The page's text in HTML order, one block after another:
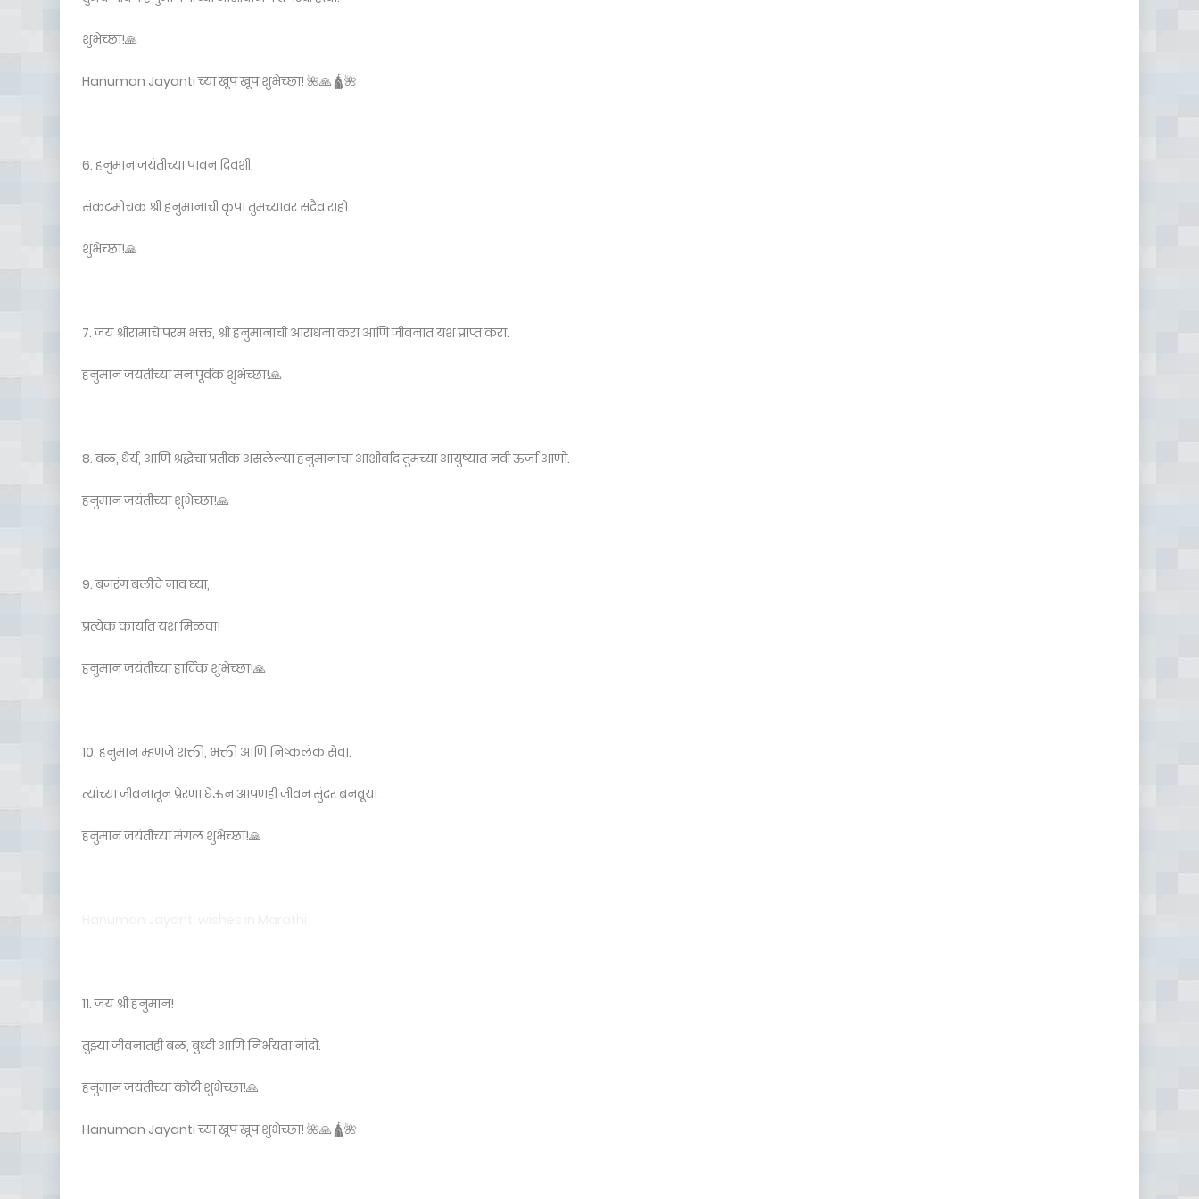
शुभेच्छा!🙏
Hanuman Jayanti च्या खूप खूप शुभेच्छा! 🌺🙏🛕🌺
6. हनुमान जयंतीच्या पावन दिवशी,
संकटमोचक श्री हनुमानाची कृपा तुमच्यावर सदैव राहो.
शुभेच्छा!🙏
7. जय श्रीरामाचे परम भक्त, श्री हनुमानाची आराधना करा आणि जीवनात यश प्राप्त करा.
हनुमान जयंतीच्या मन:पूर्वक शुभेच्छा!🙏
8. बळ, धैर्य, आणि श्रद्धेचा प्रतीक असलेल्या हनुमानाचा आशीर्वाद तुमच्या आयुष्यात नवी ऊर्जा आणो.
हनुमान जयंतीच्या शुभेच्छा!🙏
9. बजरंग बलीचे नाव घ्या,
प्रत्येक कार्यात यश मिळवा!
हनुमान जयंतीच्या हार्दिक शुभेच्छा!🙏
10. हनुमान म्हणजे शक्ती, भक्ती आणि निष्कलंक सेवा.
त्यांच्या जीवनातून प्रेरणा घेऊन आपणही जीवन सुंदर बनवूया.
हनुमान जयंतीच्या मंगल शुभेच्छा!🙏
11. जय श्री हनुमान!
तुझ्या जीवनातही बळ, बुध्दी आणि निर्भयता नांदो.
हनुमान जयंतीच्या कोटी शुभेच्छा!🙏
Hanuman Jayanti च्या खूप खूप शुभेच्छा! 🌺🙏🛕🌺